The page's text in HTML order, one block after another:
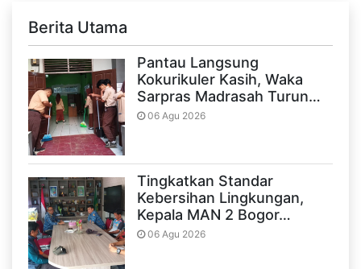
Berita Utama
Pantau Langsung
Kokurikuler Kasih, Waka
Sarpras Madrasah Turun…
06 Agu 2026
Tingkatkan Standar
Kebersihan Lingkungan,
Kepala MAN 2 Bogor…
06 Agu 2026